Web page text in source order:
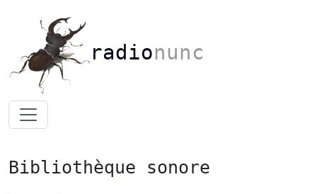
radionunc
Bibliothèque sonore